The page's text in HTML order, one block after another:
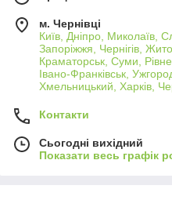
м. Чернівці
Київ, Дніпро, Миколаїв,
Запоріжжя, Чернігів,
Краматорськ, Суми,
Івано-Франківськ,
Хмельницький, Харків,
Контакти
Сьогодні вихідний
Показати весь графік